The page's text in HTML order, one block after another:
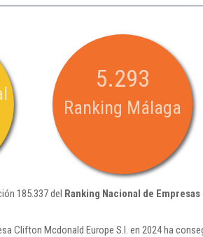
5.293
Ranking Málaga
185.337 del Ranking Nacional de Empresas
Clifton Mcdonald Europe S.l. en 2024 ha